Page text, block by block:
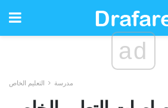
ad
مدرسة التعليم الخاص